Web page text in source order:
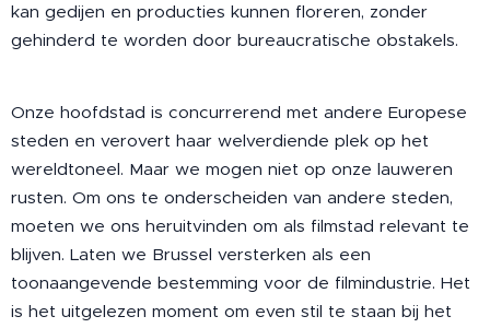
kan gedijen en producties kunnen floreren, zonder
gehinderd te worden door bureaucratische obstakels.
Onze hoofdstad is concurrerend met andere Europese
steden en verovert haar welverdiende plek op het
wereldtoneel. Maar we mogen niet op onze lauweren
rusten. Om ons te onderscheiden van andere steden,
moeten we ons heruitvinden om als filmstad relevant te
blijven. Laten we Brussel versterken als een
toonaangevende bestemming voor de filmindustrie. Het
is het uitgelezen moment om even stil te staan bij het